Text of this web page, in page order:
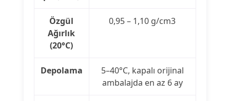
Özgül
Ağırlık
(20°C)
0,95 – 1,10 g/cm3
Depolama
5–40°C, kapalı orijinal
ambalajda en az 6 ay